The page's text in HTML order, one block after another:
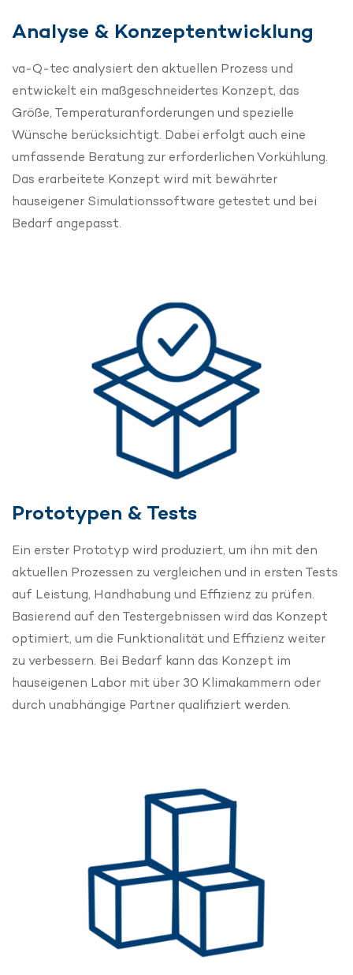
Analyse & Konzeptentwicklung
va-Q-tec analysiert den aktuellen Prozess und
entwickelt ein maßgeschneidertes Konzept, das
Größe, Temperaturanforderungen und spezielle
Wünsche berücksichtigt. Dabei erfolgt auch eine
umfassende Beratung zur erforderlichen Vorkühlung.
Das erarbeitete Konzept wird mit bewährter
hauseigener Simulationssoftware getestet und bei
Bedarf angepasst.
Prototypen & Tests
Ein erster Prototyp wird produziert, um ihn mit den
aktuellen Prozessen zu vergleichen und in ersten Tests
auf Leistung, Handhabung und Effizienz zu prüfen.
Basierend auf den Testergebnissen wird das Konzept
optimiert, um die Funktionalität und Effizienz weiter
zu verbessern. Bei Bedarf kann das Konzept im
hauseigenen Labor mit über 30 Klimakammern oder
durch unabhängige Partner qualifiziert werden.